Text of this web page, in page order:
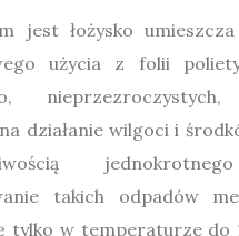
jest łożysko
użycia z folii
nieprzezroczystych,
działanie wilgoci i
takich odpadów
tylko w temperaturze do